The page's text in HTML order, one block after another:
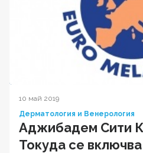
10 май 2019
Дерматология и Венерология
Аджибадем Сити
Токуда се